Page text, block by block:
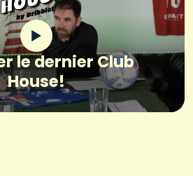
le dernier Club
House!